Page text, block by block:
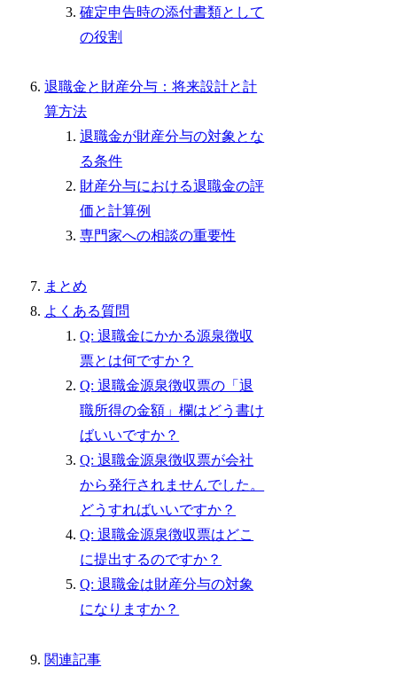
確定申告時の添付書類として
の役割
退職金と財産分与：将来設計と計
算方法
退職金が財産分与の対象とな
る条件
財産分与における退職金の評
価と計算例
専門家への相談の重要性
まとめ
よくある質問
Q: 退職金にかかる源泉徴収
票とは何ですか？
Q: 退職金源泉徴収票の「退
職所得の金額」欄はどう書け
ばいいですか？
Q: 退職金源泉徴収票が会社
から発行されませんでした。
どうすればいいですか？
Q: 退職金源泉徴収票はどこ
に提出するのですか？
Q: 退職金は財産分与の対象
になりますか？
関連記事